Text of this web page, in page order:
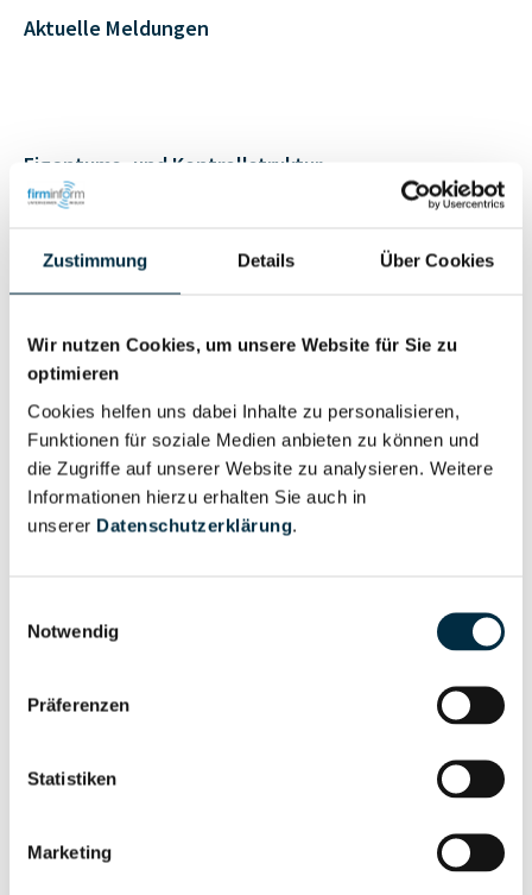
Zustimmung Details Über Cookies
Wir nutzen Cookies, um unsere Website für Sie zu
optimieren
Cookies helfen uns dabei Inhalte zu personalisieren,
Funktionen für soziale Medien anbieten zu können und
die Zugriffe auf unserer Website zu analysieren. Weitere
Informationen hierzu erhalten Sie auch in
unserer Datenschutzerklärung.
Notwendig
Präferenzen
Statistiken
Marketing
Aktuelle Meldungen
Eigentums- und Kontrollstruktur
Gesellschafterstruktur
Vollständiges
Unternehmensprofil
Unternehmensnetzwerk
Unternehmensprofil
anfragen
Wirtschaftlich
Risikoinformationen
PEP- und
Vollständiges
Unternehmensprofil